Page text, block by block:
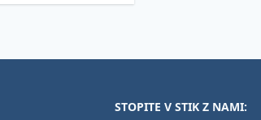
STOPITE V STIK Z NAMI: